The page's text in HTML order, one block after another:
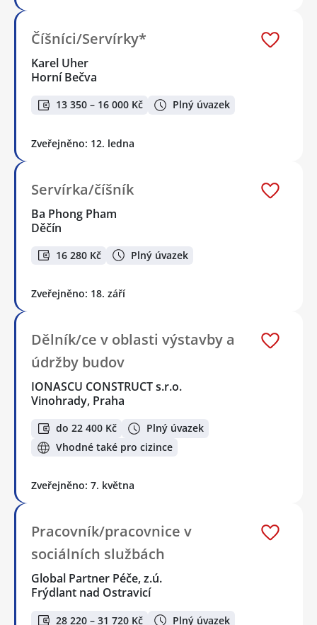
Číšníci/Servírky*
Karel Uher
Horní Bečva
13 350 – 16 000 Kč Plný úvazek
Zveřejněno: 12. ledna
Servírka/číšník
Ba Phong Pham
Děčín
16 280 Kč Plný úvazek
Zveřejněno: 18. září
Dělník/ce v oblasti výstavby a
údržby budov
IONASCU CONSTRUCT s.r.o.
Vinohrady, Praha
do 22 400 Kč
Plný úvazek
Vhodné také pro cizince
Zveřejněno: 7. května
Pracovník/pracovnice v
sociálních službách
Global Partner Péče, z.ú.
Frýdlant nad Ostravicí
28 220 – 31 720 Kč Plný úvazek